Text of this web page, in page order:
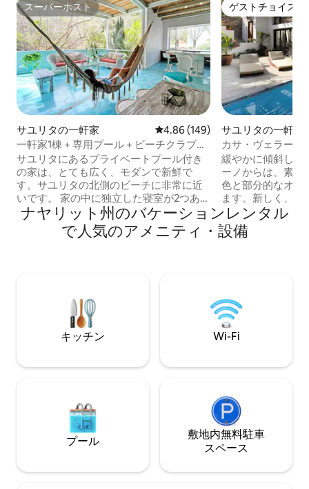
スーパーホスト
スーパーホスト
サユリタの一軒家 レビュー149件、5つ星中4.86つ
4.86 (149)
一軒家1棟 + 専用プール + ビーチクラブへ
の無料アクセス
サユリタにあるプライベートプール付き
の家は、とても広く、モダンで新鮮で
す。サユリタの北側のビーチに非常に近
いです。 家の中に独立した寝室が2つあり
ます +キングサイズのベッドを備えたマ
スターベッドルーム。 +フルサイズベッ
ド付きのセカンダリー。 400 MbpsのWi-
ただけますので、まるでゲストのように
感じていただけます...予約可能状況によ
ります（結婚式やイベントのため）。
ゲストチョイス
ゲストチョイス
サユリタの一軒家
カサ・ヴェラーノ
ュな庭園のオアシ
緩やかに傾斜した
ーノからは、素晴
色と部分的なオー
ます。新しく、
スタイリッシュな
れにフルバスルー
ド、エアコンを備
オに面しています
イベートです。最
は見つけるのが難
ださい：周辺地域
ナヤリット州のバケーションレンタル
で人気のアメニティ・設備
キッチン Wi-Fi
プール
敷地内無料駐⁠車
ス⁠ペ⁠ー⁠ス